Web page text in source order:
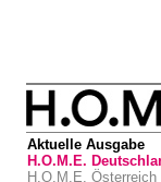
Aktuelle Ausgabe
H.O.M.E.
H.O.M.E. Österreich